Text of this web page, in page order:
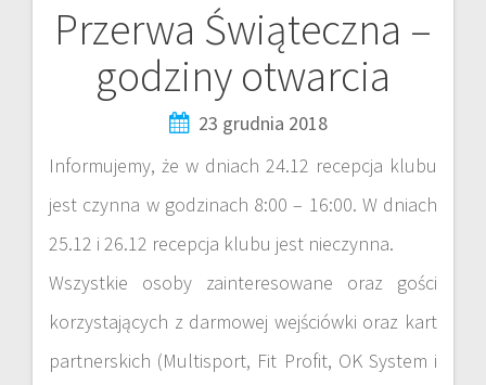
Przerwa Świąteczna –
godziny otwarcia
23 grudnia 2018
Informujemy, że w dniach 24.12 recepcja klubu
jest czynna w godzinach 8:00 – 16:00. W dniach
25.12 i 26.12 recepcja klubu jest nieczynna.
Wszystkie osoby zainteresowane oraz gości
korzystających z darmowej wejściówki oraz kart
partnerskich (Multisport, Fit Profit, OK System i